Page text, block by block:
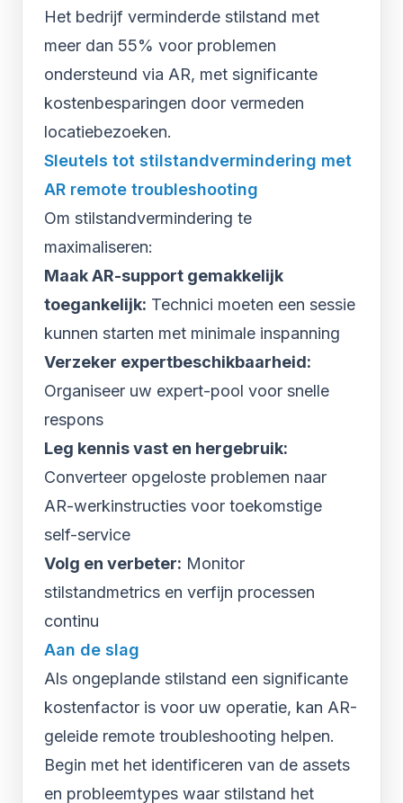
Het bedrijf verminderde stilstand met
meer dan 55% voor problemen
ondersteund via AR, met significante
kostenbesparingen door vermeden
locatiebezoeken.
Sleutels tot stilstandvermindering met
AR remote troubleshooting
Om stilstandvermindering te
maximaliseren:
Maak AR-support gemakkelijk
toegankelijk: Technici moeten een sessie
kunnen starten met minimale inspanning
Verzeker expertbeschikbaarheid:
Organiseer uw expert-pool voor snelle
respons
Leg kennis vast en hergebruik:
Converteer opgeloste problemen naar
AR-werkinstructies voor toekomstige
self-service
Volg en verbeter: Monitor
stilstandmetrics en verfijn processen
continu
Aan de slag
Als ongeplande stilstand een significante
kostenfactor is voor uw operatie, kan AR-
geleide remote troubleshooting helpen.
Begin met het identificeren van de assets
en probleemtypes waar stilstand het